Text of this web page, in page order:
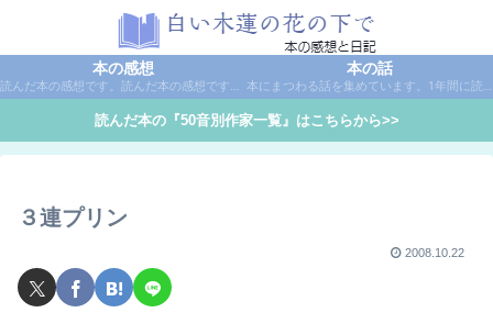
本の感想
読んだ本の感想です。読んだ本の感想です。本は作家名で50音別に分類しています。
本の話
本にまつわる話を集めています。1年間に読んだ本の総括や、本に関する話題など。
読んだ本の『50音別作家一覧』はこちらから>>
３連プリン
2008.10.22